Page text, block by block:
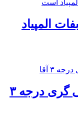
المپیاد
کلاس تئوری مربی گری درجه ۳